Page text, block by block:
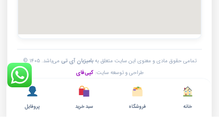
تمامی حقوق مادی و معنوی این سایت متعلق بهبامیزبان آی تی می‌باشد. ۱۴۰۵ ©
طراحی و توسعه سایت:کپی‌فای
خانه فروشگاه سبد خرید پروفایل